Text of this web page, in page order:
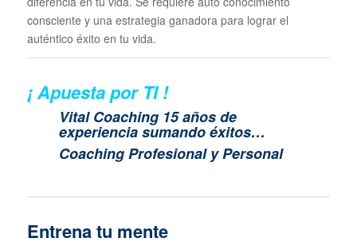
consciente y una estrategia ganadora para lograr el
auténtico éxito en tu vida.
¡ Apuesta por TI !
Vital Coaching 15 años de
experiencia sumando éxitos…
Coaching Profesional y Personal
Entrena tu mente